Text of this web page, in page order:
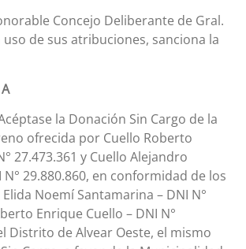
Concejo Deliberante de Gral.
uso de sus atribuciones, sanciona la
la Donación Sin Cargo de la
ofrecida por Cuello Roberto
27.473.361 y Cuello Alejandro
N° 29.880.860, en conformidad de los
Noemí Santamarina – DNI N°
Enrique Cuello – DNI N°
Distrito de Alvear Oeste, el mismo